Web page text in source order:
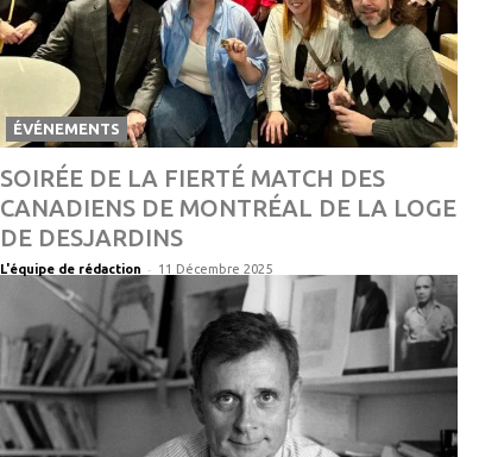
ÉVÉNEMENTS
SOIRÉE DE LA FIERTÉ MATCH DES
CANADIENS DE MONTRÉAL DE LA LOGE
DE DESJARDINS
L'équipe de rédaction - 11 Décembre 2025